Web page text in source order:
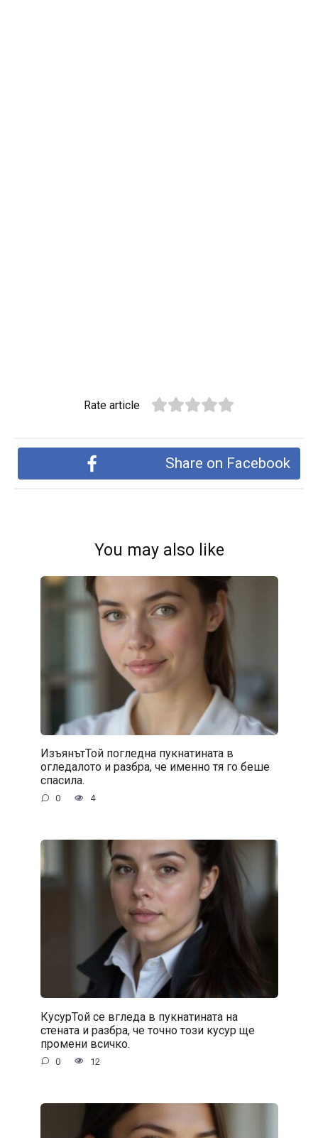
Rate article
Share on Facebook
You may also like
ИзъянътТой погледна пукнатината в
огледалото и разбра, че именно тя го беше
спасила.
0 4
КусурТой се вгледа в пукнатината на
стената и разбра, че точно този кусур ще
промени всичко.
0 12